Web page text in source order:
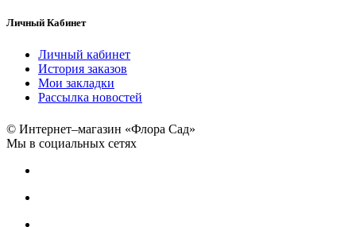
Личный Кабинет
Личный кабинет
История заказов
Мои закладки
Рассылка новостей
© Интернет–магазин «Флора Сад»
Мы в социальных сетях